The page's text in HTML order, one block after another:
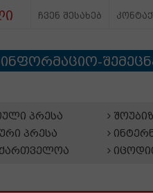
ჩვენ შესახებ
პრესა
პრესა